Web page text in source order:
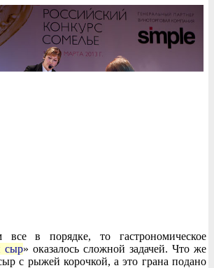
в порядке, то гастрономическое
сыр» оказалось сложной задачей. Что же
с рыжей корочкой, а это грана подано